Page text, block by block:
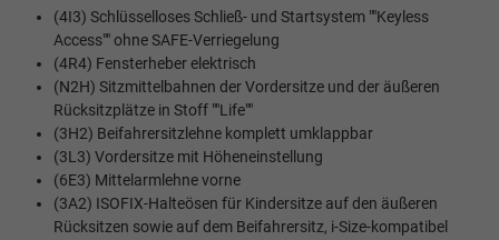
(4I3) Schlüsselloses Schließ- und Startsystem ""Keyless
Access"" ohne SAFE-Verriegelung
(4R4) Fensterheber elektrisch
(N2H) Sitzmittelbahnen der Vordersitze und der äußeren
Rücksitzplätze in Stoff ""Life""
(3H2) Beifahrersitzlehne komplett umklappbar
(3L3) Vordersitze mit Höheneinstellung
(6E3) Mittelarmlehne vorne
(3A2) ISOFIX-Halteösen für Kindersitze auf den äußeren
Rücksitzen sowie auf dem Beifahrersitz, i-Size-kompatibel